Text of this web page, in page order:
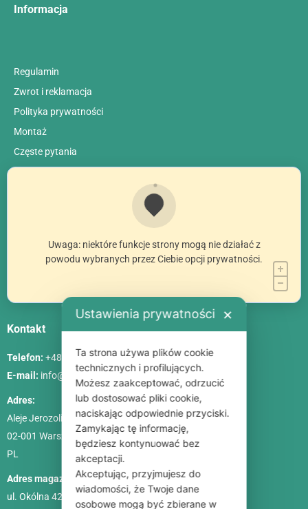
Informacja
Regulamin
Zwrot i reklamacja
Polityka prywatności
Montaż
Сzęste pytania
Uwaga: niektóre funkcje strony mogą nie działać z
powodu wybranych przez Ciebie opcji prywatności.
Kontakt
Telefon: +48 786 84 83 84
E-mail: info@poliszklarnia.pl
Adres:
Aleje Jerozolimskie 85, lok. 21
02-001 Warszawa
PL
Adres magazynu:
ul. Okólna 42C
Ustawienia prywatności ✕
Ta strona używa plików cookie
technicznych i profilujących.
Możesz zaakceptować, odrzucić
lub dostosować pliki cookie,
naciskając odpowiednie przyciski.
Zamykając tę informację,
będziesz kontynuować bez
akceptacji.
Akceptując, przyjmujesz do
wiadomości, że Twoje dane
osobowe mogą być zbierane w